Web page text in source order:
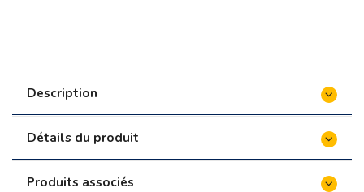
Description
Détails du produit
Produits associés